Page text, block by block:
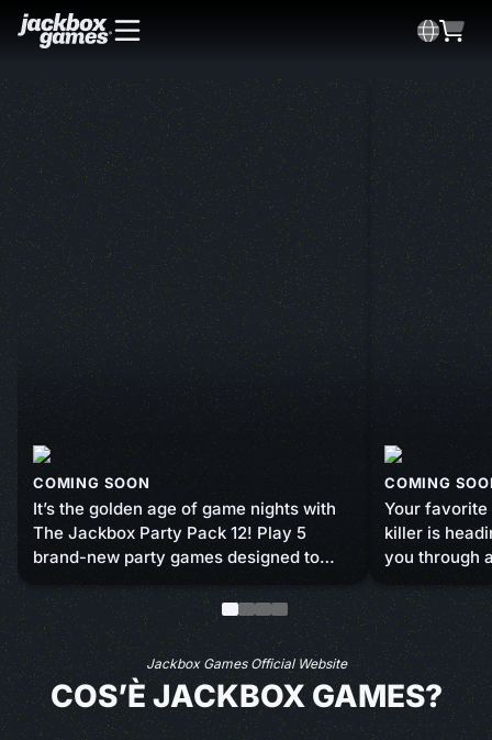
COMING SOON
It’s the golden age of game nights with
The Jackbox Party Pack 12! Play 5
brand-new party games designed to
turn your standard bash into a
sidesplitting blast. You bring the friends,
we’ll bring the fun. Coming this fall to
screens near you!
COMING
Your
killer is
you through
minigames
answering
in luck and
sabotage
to survive
Jackbox Games Official Website
COS’È JACKBOX GAMES?